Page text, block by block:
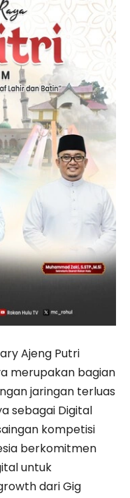
Ajeng Putri
merupakan bagian
jaringan terluas
sebagai Digital
kompetisi
berkomitmen
untuk
dari Gig